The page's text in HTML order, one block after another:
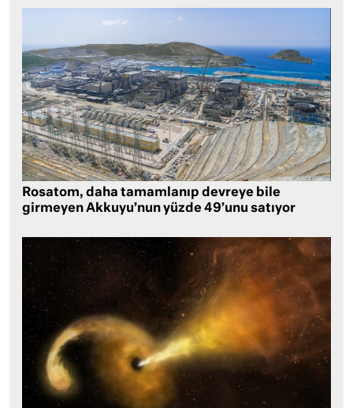
Rosatom, daha tamamlanıp devreye bile
girmeyen Akkuyu’nun yüzde 49’unu satıyor